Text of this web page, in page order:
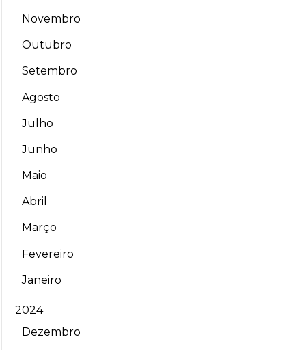
Novembro
Outubro
Setembro
Agosto
Julho
Junho
Maio
Abril
Março
Fevereiro
Janeiro
2024
Dezembro